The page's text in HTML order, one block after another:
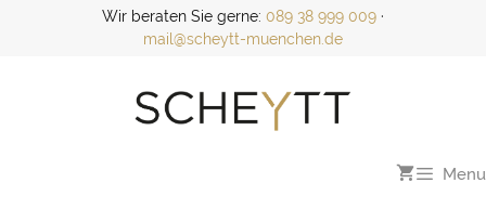
Wir beraten Sie gerne: 089 38 999 009 ·
mail@scheytt-muenchen.de
Menu